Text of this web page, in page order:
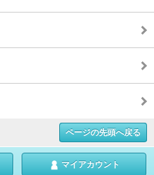
ページの先頭へ戻る
マイアカウント